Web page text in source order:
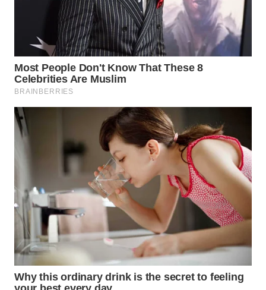
WAHANA
NEWS
WAHANA
TANI
WAHANA
WAHANA
INFRASTRUKTUR
WAHANA
KONSUMEN
WAHANA
LISTRIK